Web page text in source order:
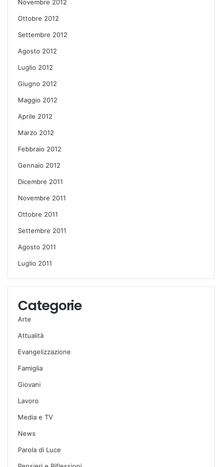
Novembre 2012
Ottobre 2012
Settembre 2012
Agosto 2012
Luglio 2012
Giugno 2012
Maggio 2012
Aprile 2012
Marzo 2012
Febbraio 2012
Gennaio 2012
Dicembre 2011
Novembre 2011
Ottobre 2011
Settembre 2011
Agosto 2011
Luglio 2011
Categorie
Arte
Attualità
Evangelizzazione
Famiglia
Giovani
Lavoro
Media e TV
News
Parola di Luce